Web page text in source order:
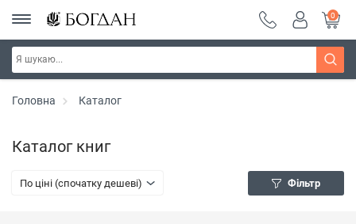
0
Головна Каталог
Каталог книг
По ціні (спочатку дешеві) Фільтр